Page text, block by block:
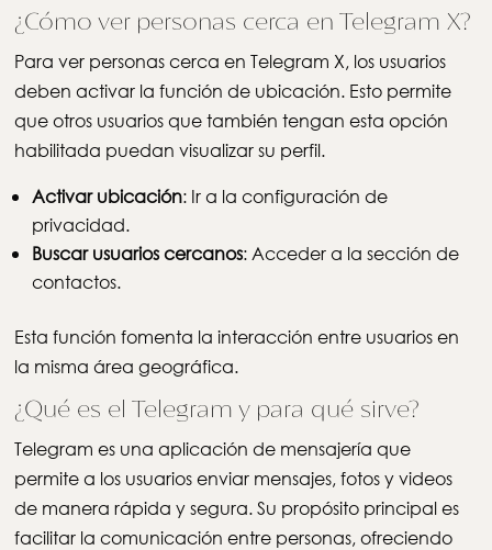
¿Cómo ver personas cerca en Telegram X?
Para ver personas cerca en Telegram X, los usuarios
deben activar la función de ubicación. Esto permite
que otros usuarios que también tengan esta opción
habilitada puedan visualizar su perfil.
Activar ubicación: Ir a la configuración de
privacidad.
Buscar usuarios cercanos: Acceder a la sección de
contactos.
Esta función fomenta la interacción entre usuarios en
la misma área geográfica.
¿Qué es el Telegram y para qué sirve?
Telegram es una aplicación de mensajería que
permite a los usuarios enviar mensajes, fotos y videos
de manera rápida y segura. Su propósito principal es
facilitar la comunicación entre personas, ofreciendo